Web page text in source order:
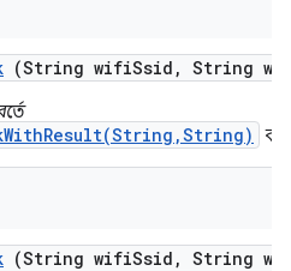
(String wifiSsid , String
(String wifiSsid , String